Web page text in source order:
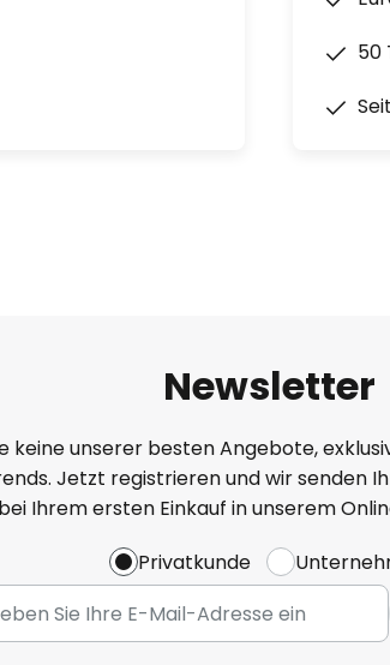
50
Newsletter
keine unserer besten Angebote,
Jetzt registrieren und wir senden
Ihrem ersten Einkauf in unserem
Privatkunde